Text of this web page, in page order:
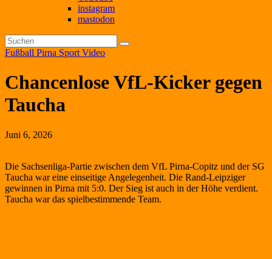
instagram
mastodon
Fußball Pirna Sport Video
Chancenlose VfL-Kicker gegen
Taucha
Juni 6, 2026
Die Sachsenliga-Partie zwischen dem VfL Pirna-Copitz und der SG
Taucha war eine einseitige Angelegenheit. Die Rand-Leipziger
gewinnen in Pirna mit 5:0. Der Sieg ist auch in der Höhe verdient.
Taucha war das spielbestimmende Team.